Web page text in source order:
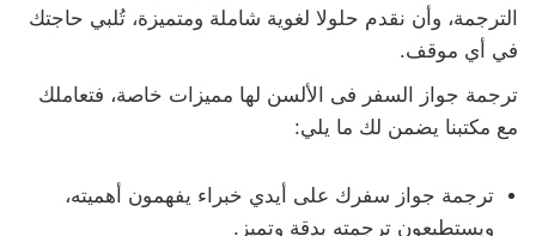
الترجمة، وأن نقدم حلولا لغوية شاملة ومتميزة، تُلبي حاجتك
في أي موقف.
ترجمة جواز السفر فى الألسن لها مميزات خاصة، فتعاملك
مع مكتبنا يضمن لك ما يلي:
ترجمة جواز سفرك على أيدي خبراء يفهمون أهميته،
ويستطيعون ترجمته بدقة وتميز.